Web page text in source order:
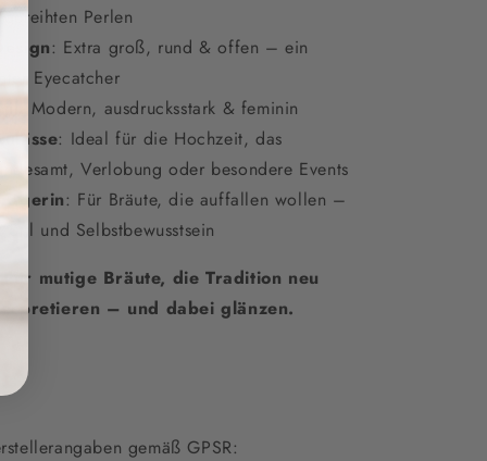
Perlen
Design: Extra groß, rund & offen – ein
Eyecatcher
: Modern, ausdrucksstark & feminin
: Ideal für die Hochzeit, das
Verlobung oder besondere Events
: Für Bräute, die auffallen wollen –
Stil und Selbstbewusstsein
Für mutige Bräute, die Tradition neu
– und dabei glänzen.
gemäß GPSR: